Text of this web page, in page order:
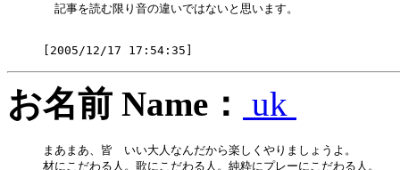
記事を読む限り音の違いではないと思います。
お名前 Name： uk
まあまあ、皆　いい大人なんだから楽しくやりましょうよ。
材にこだわる人。歌にこだわる人。純粋にプレーにこだわる人。